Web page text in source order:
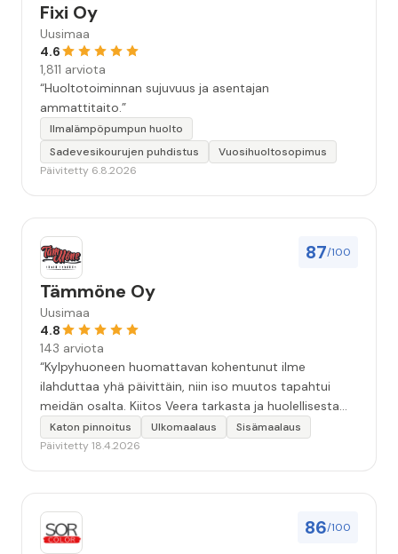
Fixi Oy
Uusimaa
4.6
1,811 arviota
“Huoltotoiminnan sujuvuus ja asentajan
ammattitaito.”
Ilmalämpöpumpun huolto
Sadevesikourujen puhdistus
Vuosihuoltosopimus
Päivitetty 6.8.2026
87/100
Tämmöne Oy
Uusimaa
4.8
143 arviota
“Kylpyhuoneen huomattavan kohentunut ilme
ilahduttaa yhä päivittäin, niin iso muutos tapahtui
meidän osalta. Kiitos Veera tarkasta ja huolellisesta
työstä, sekä ystävällisestä palvelusta!”
Katon pinnoitus Ulkomaalaus
Sisämaalaus
Päivitetty 18.4.2026
86/100